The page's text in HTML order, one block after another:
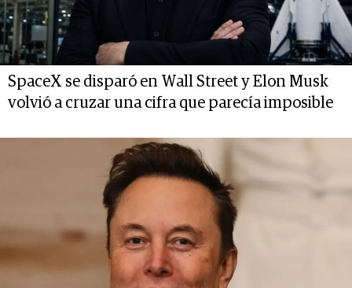
SpaceX se disparó en Wall Street y Elon Musk
volvió a cruzar una cifra que parecía imposible